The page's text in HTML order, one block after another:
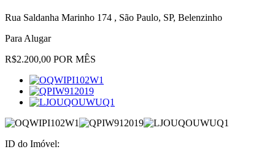
Rua Saldanha Marinho 174 , São Paulo, SP, Belenzinho
Para Alugar
R$2.200,00 POR MÊS
ID do Imóvel: